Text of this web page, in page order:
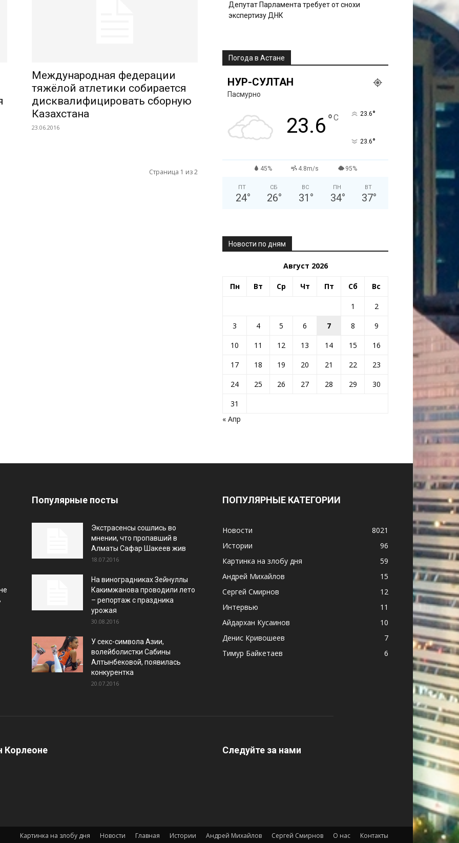
Международная федерации
тяжёлой атлетики собирается
дисквалифицировать сборную
Казахстана
23.06.2016
Страница 1 из 2
Депутат Парламента требует от снохи
экспертизу ДНК
Погода в Астане
НУР-СУЛТАН
Пасмурно
23.6°C 23.6°
23.6°
45% 4.8m/s 95%
ПТ
24°
СБ
26°
ВС
31 °
ПН
34°
ВТ
37°
Новости по дням
Август 2026
Пн Вт Ср Чт Пт Сб Вс
1
2
3
4 5 6 7 8
9
10
11 12 13 14 15
16
17
18 19 20 21 22
23
24
25 26 27 28 29
30
31
« Апр
Популярные посты
Экстрасенсы сошлись во
мнении, что пропавший в
Алматы Сафар Шакеев жив
18.07.2016
На виноградниках Зейнуллы
Какимжанова проводили лето
– репортаж с праздника
урожая
30.08.2016
У секс-символа Азии,
волейболистки Сабины
Алтынбековой, появилась
конкурентка
20.07.2016
ПОПУЛЯРНЫЕ КАТЕГОРИИ
Новости
8021
Истории
96
Картинка на злобу дня
59
Андрей Михайлов
15
Сергей Смирнов
12
Интервью
11
Айдархан Кусаинов
10
Денис Кривошеев
7
Тимур Байкетаев
6
Корлеоне Следуйте за нами
Картинка на злобу дня Новости Главная Истории Андрей Михайлов Сергей Смирнов О нас Контакты